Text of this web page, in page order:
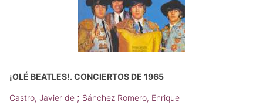
¡OLÉ BEATLES!. CONCIERTOS DE 1965
Castro, Javier de ; Sánchez Romero, Enrique